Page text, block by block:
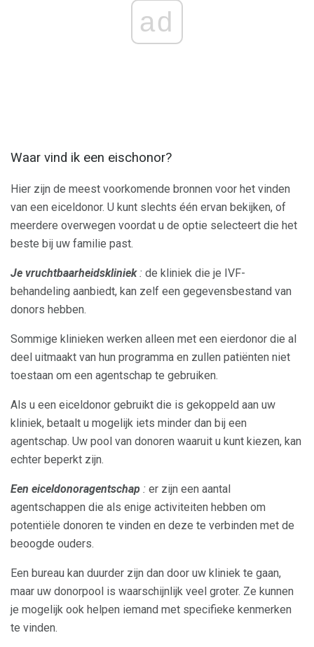
ad
Waar vind ik een eischonor?
Hier zijn de meest voorkomende bronnen voor het vinden
van een eiceldonor. U kunt slechts één ervan bekijken, of
meerdere overwegen voordat u de optie selecteert die het
beste bij uw familie past.
Je vruchtbaarheidskliniek: de kliniek die je IVF-
behandeling aanbiedt, kan zelf een gegevensbestand van
donors hebben.
Sommige klinieken werken alleen met een eierdonor die al
deel uitmaakt van hun programma en zullen patiënten niet
toestaan ​​om een ​​agentschap te gebruiken.
Als u een eiceldonor gebruikt die is gekoppeld aan uw
kliniek, betaalt u mogelijk iets minder dan bij een
agentschap. Uw pool van donoren waaruit u kunt kiezen, kan
echter beperkt zijn.
Een eiceldonoragentschap : er zijn een aantal
agentschappen die als enige activiteiten hebben om
potentiële donoren te vinden en deze te verbinden met de
beoogde ouders.
Een bureau kan duurder zijn dan door uw kliniek te gaan,
maar uw donorpool is waarschijnlijk veel groter. Ze kunnen
je mogelijk ook helpen iemand met specifieke kenmerken
te vinden.